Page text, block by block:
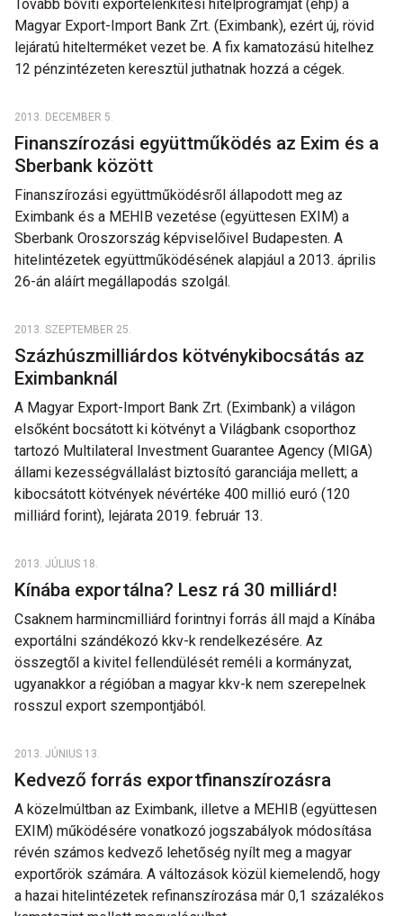
Tovább bővíti exportélénkítési hitelprogramját (ehp) a
Magyar Export-Import Bank Zrt. (Eximbank), ezért új, rövid
lejáratú hitelterméket vezet be. A fix kamatozású hitelhez
12 pénzintézeten keresztül juthatnak hozzá a cégek.
2013. DECEMBER 5.
Finanszírozási együttműködés az Exim és a
Sberbank között
Finanszírozási együttműködésről állapodott meg az
Eximbank és a MEHIB vezetése (együttesen EXIM) a
Sberbank Oroszország képviselőivel Budapesten. A
hitelintézetek együttműködésének alapjául a 2013. április
26-án aláírt megállapodás szolgál.
2013. SZEPTEMBER 25.
Százhúszmilliárdos kötvénykibocsátás az
Eximbanknál
A Magyar Export-Import Bank Zrt. (Eximbank) a világon
elsőként bocsátott ki kötvényt a Világbank csoporthoz
tartozó Multilateral Investment Guarantee Agency (MIGA)
állami kezességvállalást biztosító garanciája mellett; a
kibocsátott kötvények névértéke 400 millió euró (120
milliárd forint), lejárata 2019. február 13.
2013. JÚLIUS 18.
Kínába exportálna? Lesz rá 30 milliárd!
Csaknem harmincmilliárd forintnyi forrás áll majd a Kínába
exportálni szándékozó kkv-k rendelkezésére. Az
összegtől a kivitel fellendülését reméli a kormányzat,
ugyanakkor a régióban a magyar kkv-k nem szerepelnek
rosszul export szempontjából.
2013. JÚNIUS 13.
Kedvező forrás exportfinanszírozásra
A közelmúltban az Eximbank, illetve a MEHIB (együttesen
EXIM) működésére vonatkozó jogszabályok módosítása
révén számos kedvező lehetőség nyílt meg a magyar
exportőrök számára. A változások közül kiemelendő, hogy
a hazai hitelintézetek refinanszírozása már 0,1 százalékos